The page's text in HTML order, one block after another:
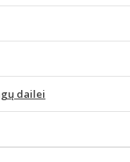
dailei